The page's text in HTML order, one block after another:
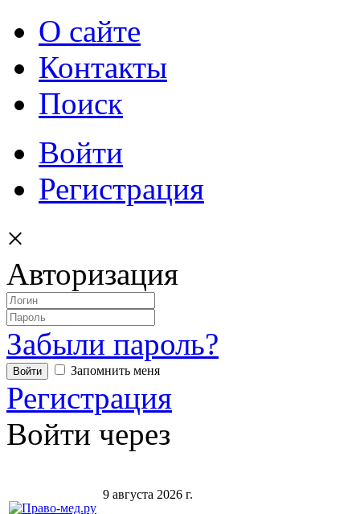
О сайте
Контакты
Поиск
Войти
Регистрация
×
Авторизация
Забыли пароль?
Запомнить меня
Регистрация
Войти через
9 августа 2026 г.